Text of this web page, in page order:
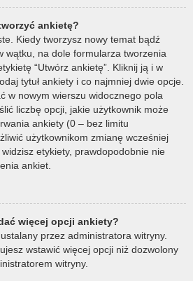
ankietę?
Kiedy tworzysz nowy temat bądź
wątku, na dole formularza tworzenia
“Utwórz ankietę”. Kliknij ją i w
tytuł ankiety i co najmniej dwie opcje.
w nowym wierszu widocznego pola
liczbę opcji, jakie użytkownik może
ankiety (0 – bez limitu
użytkownikom zmianę wcześniej
etykiety, prawdopodobnie nie
ankiet.
więcej opcji ankiety?
przez administratora witryny.
wstawić więcej opcji niż dozwolony
witryny.